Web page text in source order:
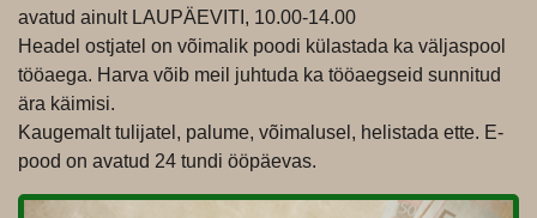
avatud ainult LAUPÄEVITI, 10.00-14.00
Headel ostjatel on võimalik poodi külastada ka väljaspool
tööaega. Harva võib meil juhtuda ka tööaegseid sunnitud
ära käimisi.
Kaugemalt tulijatel, palume, võimalusel, helistada ette. E-
pood on avatud 24 tundi ööpäevas.